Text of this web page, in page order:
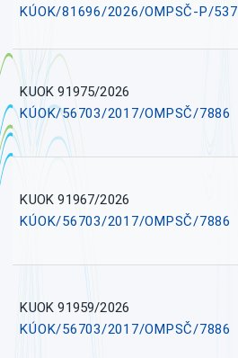
KÚOK/81696/2026/OMPSČ-P/537
KUOK 91975/2026
KÚOK/56703/2017/OMPSČ/7886
KUOK 91967/2026
KÚOK/56703/2017/OMPSČ/7886
KUOK 91959/2026
KÚOK/56703/2017/OMPSČ/7886